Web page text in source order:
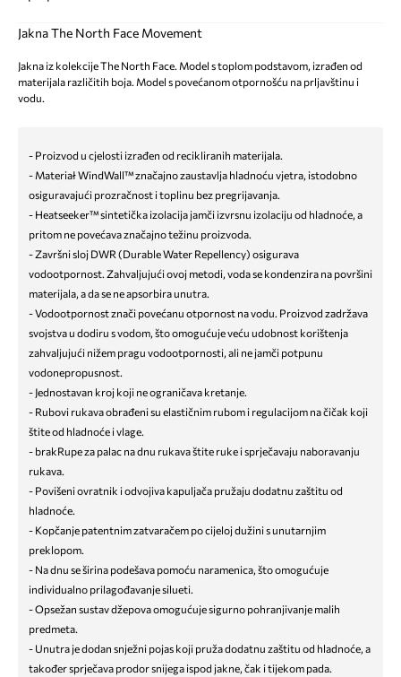
Jakna The North Face Movement
Jakna iz kolekcije The North Face. Model s toplom podstavom, izrađen od
materijala različitih boja. Model s povećanom otpornošću na prljavštinu i
vodu.
- Proizvod u cjelosti izrađen od recikliranih materijala.
- Materiał WindWall™ značajno zaustavlja hladnoću vjetra, istodobno
osiguravajući prozračnost i toplinu bez pregrijavanja.
- Heatseeker™ sintetička izolacija jamči izvrsnu izolaciju od hladnoće, a
pritom ne povećava značajno težinu proizvoda.
- Završni sloj DWR (Durable Water Repellency) osigurava
vodootpornost. Zahvaljujući ovoj metodi, voda se kondenzira na površini
materijala, a da se ne apsorbira unutra.
- Vodootpornost znači povećanu otpornost na vodu. Proizvod zadržava
svojstva u dodiru s vodom, što omogućuje veću udobnost korištenja
zahvaljujući nižem pragu vodootpornosti, ali ne jamči potpunu
vodonepropusnost.
- Jednostavan kroj koji ne ograničava kretanje.
- Rubovi rukava obrađeni su elastičnim rubom i regulacijom na čičak koji
štite od hladnoće i vlage.
- brakRupe za palac na dnu rukava štite ruke i sprječavaju naboravanju
rukava.
- Povišeni ovratnik i odvojiva kapuljača pružaju dodatnu zaštitu od
hladnoće.
- Kopčanje patentnim zatvaračem po cijeloj dužini s unutarnjim
preklopom.
- Na dnu se širina podešava pomoću naramenica, što omogućuje
individualno prilagođavanje silueti.
- Opsežan sustav džepova omogućuje sigurno pohranjivanje malih
predmeta.
- Unutra je dodan snježni pojas koji pruža dodatnu zaštitu od hladnoće, a
također sprječava prodor snijega ispod jakne, čak i tijekom pada.